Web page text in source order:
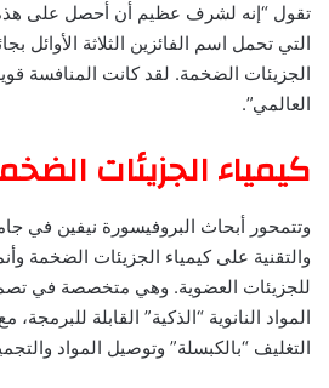
تقول “إنه لشرف عظيم أن أحصل على هذه
التي تحمل اسم الفائزين الثلاثة الأوائل
الجزيئات الضخمة. لقد كانت المنافسة
العالمي”.
كيمياء الجزيئات
وتتمحور أبحاث البروفيسورة نيفين في
والتقنية على كيمياء الجزيئات الضخمة
للجزيئات العضوية. وهي متخصصة في
المواد النانوية “الذكية” القابلة
التغليف “بالكبسلة” وتوصيل المواد